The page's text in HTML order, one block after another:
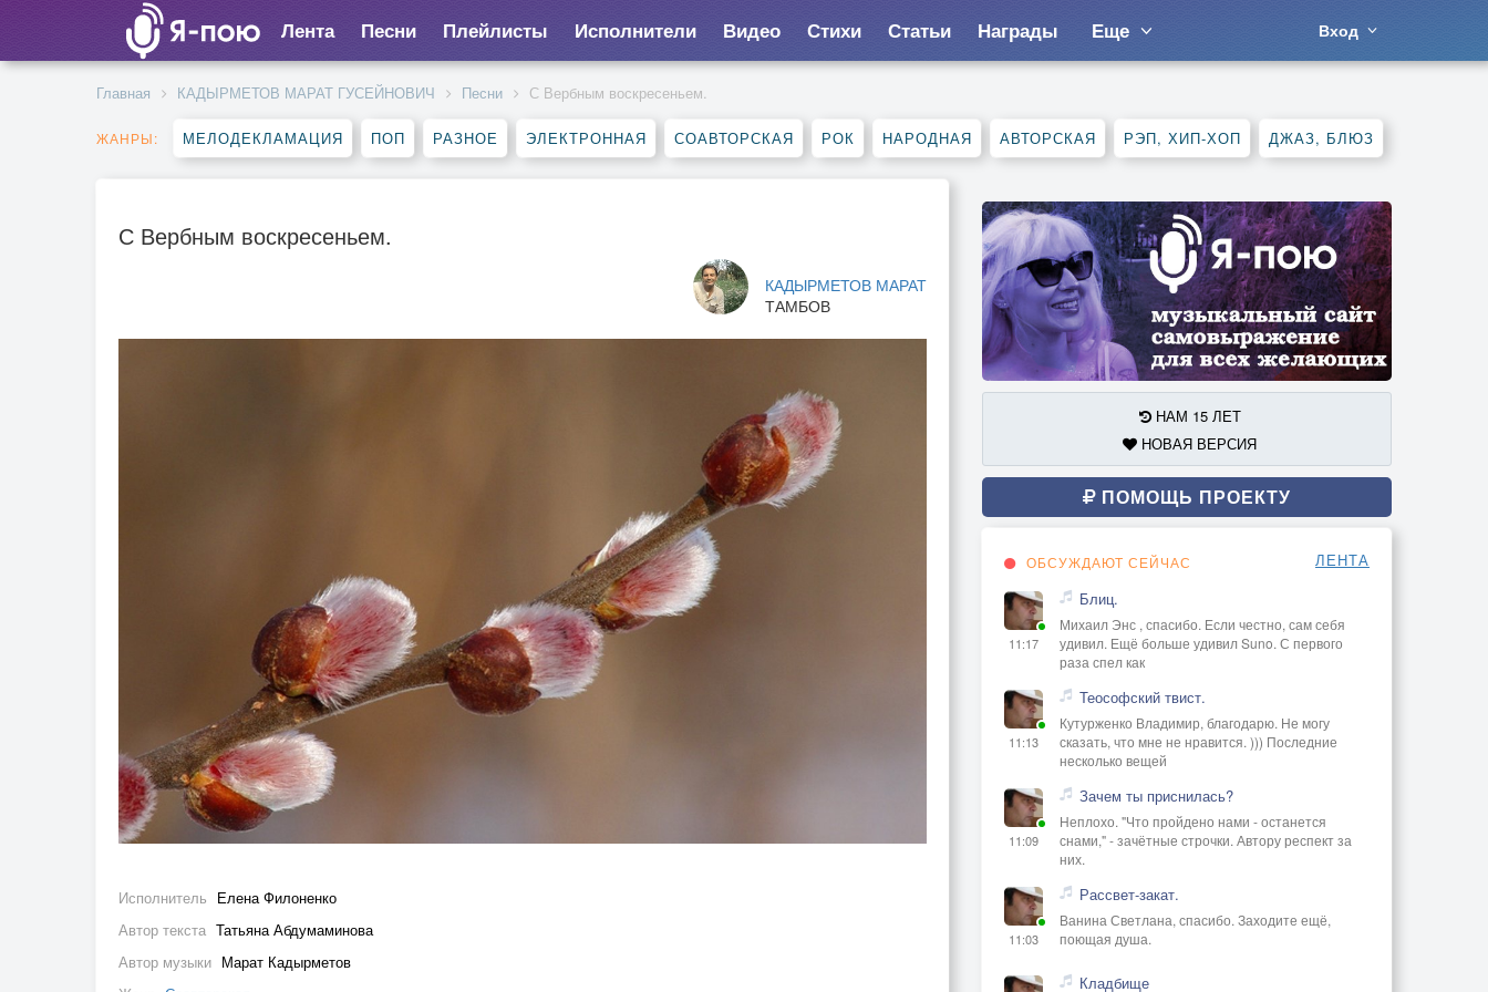
Лента Песни Плейлисты Исполнители Видео Стихи Статьи Награды Еще Вход
Главная КАДЫРМЕТОВ МАРАТ ГУСЕЙНОВИЧ Песни С Вербным воскресеньем.
ЖАНРЫ: МЕЛОДЕКЛАМАЦИЯ ПОП РАЗНОЕ ЭЛЕКТРОННАЯ СОАВТОРСКАЯ РОК НАРОДНАЯ АВТОРСКАЯ РЭП, ХИП-ХОП ДЖАЗ, БЛЮЗ
С Вербным воскресеньем.
КАДЫРМЕТОВ МАРАТ
ТАМБОВ
Исполнитель Елена Филоненко
Автор текста Татьяна Абдумаминова
Автор музыки Марат Кадырметов
НАМ 15 ЛЕТ
НОВАЯ ВЕРСИЯ
ПОМОЩЬ ПРОЕКТУ
ОБСУЖДАЮТ СЕЙЧАС ЛЕНТА
11:17
Блиц.
Михаил Энс , спасибо. Если честно, сам себя
удивил. Ещё больше удивил Suno. С первого
раза спел как
11:13
Теософский твист.
Кутурженко Владимир, благодарю. Не могу
сказать, что мне не нравится. ))) Последние
несколько вещей
11:09
Зачем ты приснилась?
Неплохо. "Что пройдено нами - останется
снами," - зачётные строчки. Автору респект за
них.
11:03
Рассвет-закат.
Ванина Светлана, спасибо. Заходите ещё,
поющая душа.
Кладбище